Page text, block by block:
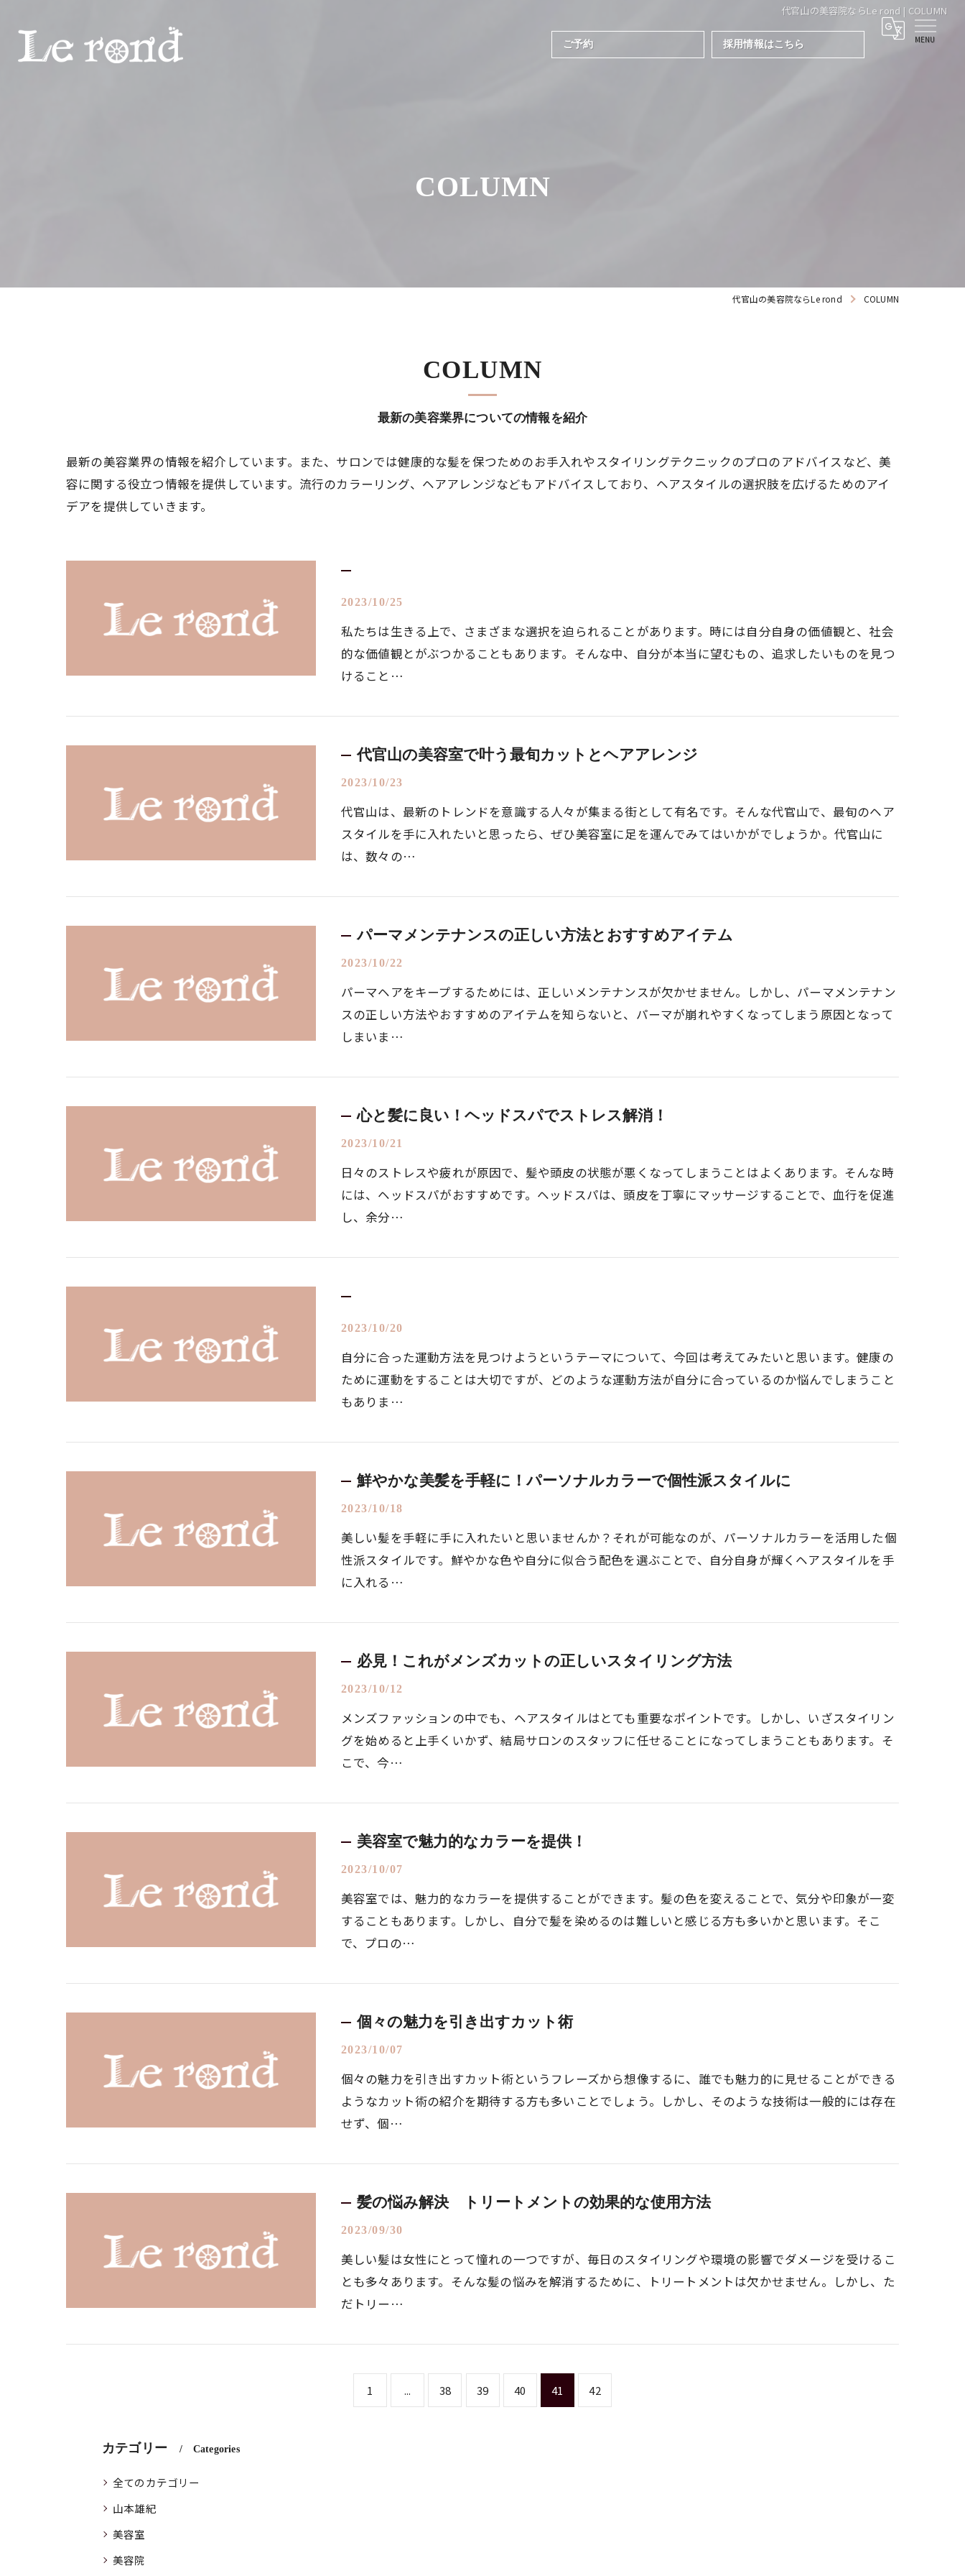
代官山の美容院ならLe rond | COLUMN
ご予約 採用情報はこちら
COLUMN
代官山の美容院ならLe rond COLUMN
COLUMN
最新の美容業界についての情報を紹介
最新の美容業界の情報を紹介しています。また、サロンでは健康的な髪を保つためのお手入れやスタイリングテクニックのプロのアドバイスなど、美
容に関する役立つ情報を提供しています。流行のカラーリング、ヘアアレンジなどもアドバイスしており、ヘアスタイルの選択肢を広げるためのアイ
デアを提供していきます。
2023/10/25
私たちは生きる上で、さまざまな選択を迫られることがあります。時には自分自身の価値観と、社会
的な価値観とがぶつかることもあります。そんな中、自分が本当に望むもの、追求したいものを見つ
けること…
代官山の美容室で叶う最旬カットとヘアアレンジ
2023/10/23
代官山は、最新のトレンドを意識する人々が集まる街として有名です。そんな代官山で、最旬のヘア
スタイルを手に入れたいと思ったら、ぜひ美容室に足を運んでみてはいかがでしょうか。代官山に
は、数々の…
パーマメンテナンスの正しい方法とおすすめアイテム
2023/10/22
パーマヘアをキープするためには、正しいメンテナンスが欠かせません。しかし、パーマメンテナン
スの正しい方法やおすすめのアイテムを知らないと、パーマが崩れやすくなってしまう原因となって
しまいま…
心と髪に良い！ヘッドスパでストレス解消！
2023/10/21
日々のストレスや疲れが原因で、髪や頭皮の状態が悪くなってしまうことはよくあります。そんな時
には、ヘッドスパがおすすめです。ヘッドスパは、頭皮を丁寧にマッサージすることで、血行を促進
し、余分…
2023/10/20
自分に合った運動方法を見つけようというテーマについて、今回は考えてみたいと思います。健康の
ために運動をすることは大切ですが、どのような運動方法が自分に合っているのか悩んでしまうこと
もありま…
鮮やかな美髪を手軽に！パーソナルカラーで個性派スタイルに
2023/10/18
美しい髪を手軽に手に入れたいと思いませんか？それが可能なのが、パーソナルカラーを活用した個
性派スタイルです。鮮やかな色や自分に似合う配色を選ぶことで、自分自身が輝くヘアスタイルを手
に入れる…
必見！これがメンズカットの正しいスタイリング方法
2023/10/12
メンズファッションの中でも、ヘアスタイルはとても重要なポイントです。しかし、いざスタイリン
グを始めると上手くいかず、結局サロンのスタッフに任せることになってしまうこともあります。そ
こで、今…
美容室で魅力的なカラーを提供！
2023/10/07
美容室では、魅力的なカラーを提供することができます。髪の色を変えることで、気分や印象が一変
することもあります。しかし、自分で髪を染めるのは難しいと感じる方も多いかと思います。そこ
で、プロの…
個々の魅力を引き出すカット術
2023/10/07
個々の魅力を引き出すカット術というフレーズから想像するに、誰でも魅力的に見せることができる
ようなカット術の紹介を期待する方も多いことでしょう。しかし、そのような技術は一般的には存在
せず、個…
髪の悩み解決 トリートメントの効果的な使用方法
2023/09/30
美しい髪は女性にとって憧れの一つですが、毎日のスタイリングや環境の影響でダメージを受けるこ
とも多々あります。そんな髪の悩みを解消するために、トリートメントは欠かせません。しかし、た
だトリー…
1 ... 38 39 40 41 42
カテゴリー Categories
全てのカテゴリー
山本雄紀
美容室
美容院